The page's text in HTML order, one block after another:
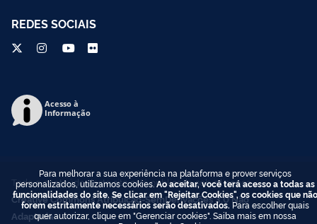
REDES SOCIAIS
Acesso à
Informação
Todo o conteúdo deste site está publicado sob a licença
Creative Commons Atribuição-SemDerivações 3.0 Não
Adaptada.
Para melhorar a sua experiência na plataforma e prover serviços
personalizados, utilizamos cookies.Ao aceitar, você terá acesso a todas as
funcionalidades do site. Se clicar em "Rejeitar Cookies", os cookies que não
forem estritamente necessários serão desativados. Para escolher quais
quer autorizar, clique em "Gerenciar cookies". Saiba mais em nossa